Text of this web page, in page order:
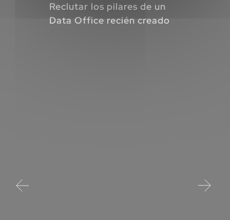
Reclutar los pilares de un
Data Office recién creado